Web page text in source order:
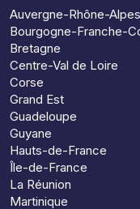
Auvergne-Rhône-Alpes
Bourgogne-Franche-
Bretagne
Centre-Val de Loire
Corse
Grand Est
Guadeloupe
Guyane
Hauts-de-France
Île-de-France
La Réunion
Martinique